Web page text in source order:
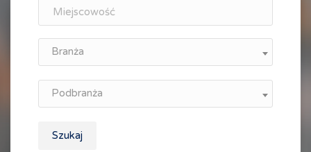
Branża
Podbranża
Szukaj